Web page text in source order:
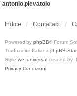
antonio.pievatolo
Indice Contattaci
Powered by phpBB® Forum
Traduzione Italiana phpBB-
Style we_universal created by
Privacy Condizioni